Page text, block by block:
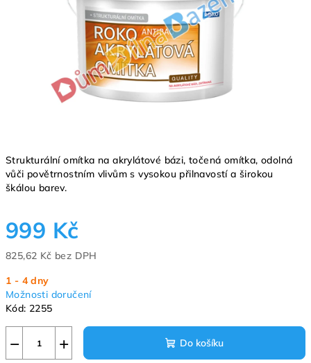
Strukturální omítka na akrylátové bázi, točená omítka, odolná
vůči povětrnostním vlivům s vysokou přilnavostí a širokou
škálou barev.
999 Kč
825,62 Kč bez DPH
cena:
1 - 4 dny
Možnosti doručení
Kód: 2255
+
− Do košíku
hvězdiček.